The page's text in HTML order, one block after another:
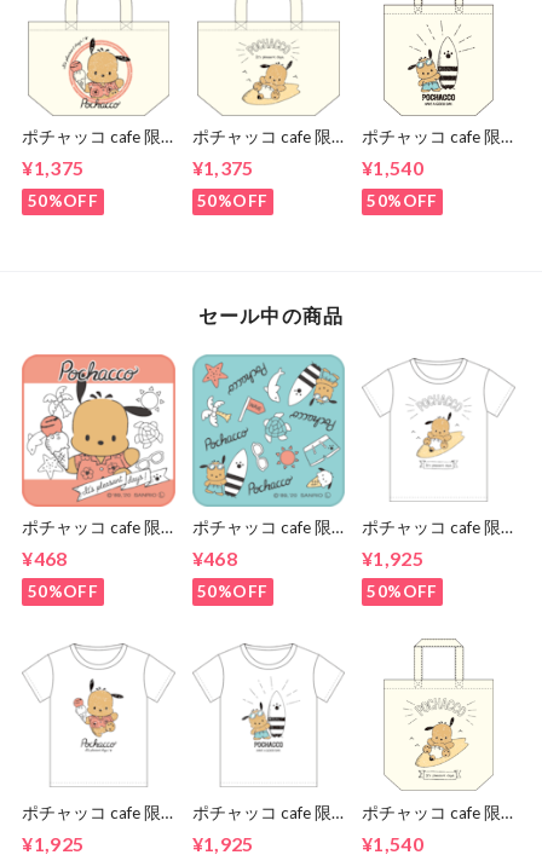
ポチャッコ cafe 限
定コラボランチトー
ト（アイスクリーム
タイプ）
¥1,375
50%OFF
ポチャッコ cafe 限
定コラボランチトー
ト（サーフボードタ
イプ）
¥1,375
50%OFF
ポチャッコ cafe 限
定コラボトートバッ
グ（サングラスタイ
プ）
¥1,540
50%OFF
セール中の商品
ポチャッコ cafe 限
定コラボハンカチタ
オル（ピンク色）
¥468
50%OFF
ポチャッコ cafe 限
定コラボハンカチタ
オル（青色）
¥468
50%OFF
ポチャッコ cafe 限
定コラボティーシャ
ツ（サーフボードタ
イプ）
¥1,925
50%OFF
ポチャッコ cafe 限
¥1,925
ポチャッコ cafe 限
¥1,925
ポチャッコ cafe 限
¥1,540